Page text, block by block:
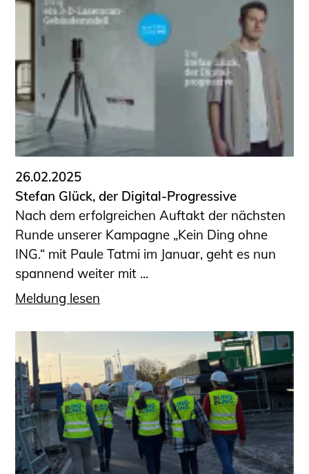
26.02.2025
Stefan Glück, der Digital-Progressive
Nach dem erfolgreichen Auftakt der nächsten
Runde unserer Kampagne „Kein Ding ohne
ING.“ mit Paule Tatmi im Januar, geht es nun
spannend weiter mit ...
Meldung lesen